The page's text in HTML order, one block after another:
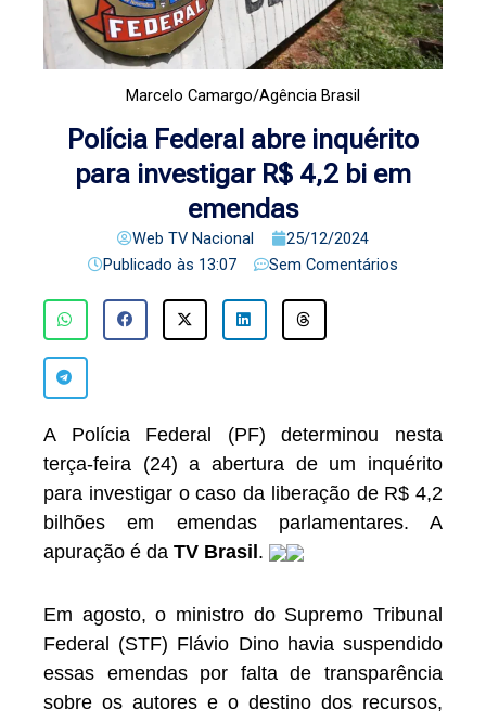
Marcelo Camargo/Agência Brasil
Polícia Federal abre inquérito
para investigar R$ 4,2 bi em
emendas
Web TV Nacional
25/12/2024
Publicado às 13:07 Sem Comentários
A Polícia Federal (PF) determinou nesta
terça-feira (24) a abertura de um inquérito
para investigar o caso da liberação de R$ 4,2
bilhões em emendas parlamentares. A
apuração é da TV Brasil.
Em agosto, o ministro do Supremo Tribunal
Federal (STF) Flávio Dino havia suspendido
essas emendas por falta de transparência
sobre os autores e o destino dos recursos,